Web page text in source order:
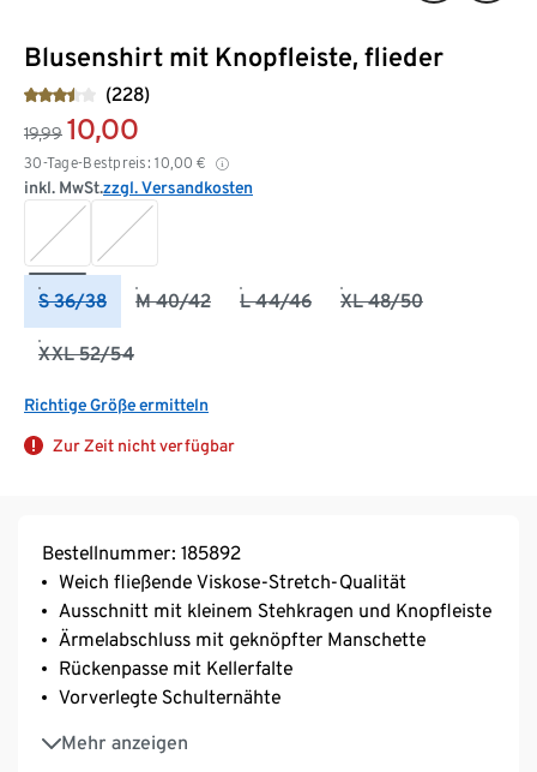
Blusenshirt mit Knopfleiste, flieder
(228)
19,99 10,00
30-Tage-Bestpreis: 10,00 €
inkl. MwSt.zzgl. Versandkosten
S 36/38 M 40/42 L 44/46 XL 48/50
XXL 52/54
Richtige Größe ermitteln
Zur Zeit nicht verfügbar
Bestellnummer: 185892
Weich fließende Viskose-Stretch-Qualität
Ausschnitt mit kleinem Stehkragen und Knopfleiste
Ärmelabschluss mit geknöpfter Manschette
Rückenpasse mit Kellerfalte
Vorverlegte Schulternähte
Mehr anzeigen
Mit Elasthan: formbeständig, perfekter Sitz, hoher
Tragekomfort